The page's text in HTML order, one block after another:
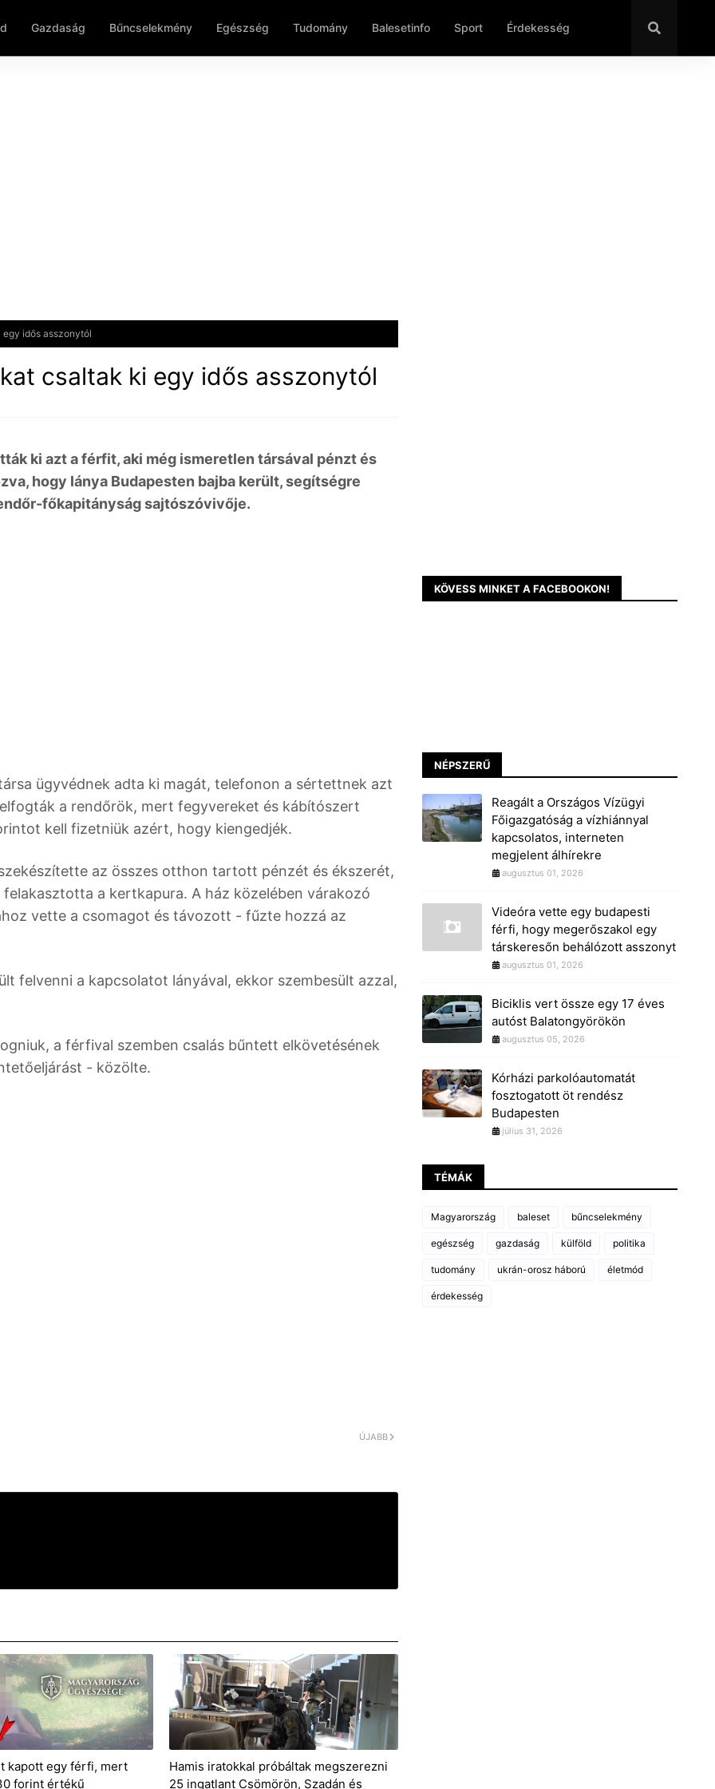
Gazdaság Bűncselekmény Egészség Tudomány Balesetinfo Sport Érdekesség
egy idős asszonytól
csaltak ki egy idős asszonytól
ki azt a férfit, aki még ismeretlen társával pénzt és
hogy lánya Budapesten bajba került, segítségre
főkapitányság sajtószóvivője.
ügyvédnek adta ki magát, telefonon a sértettnek azt
a rendőrök, mert fegyvereket és kábítószert
kell fizetniük azért, hogy kiengedjék.
az összes otthon tartott pénzét és ékszerét,
a kertkapura. A ház közelében várakozó
vette a csomagot és távozott - fűzte hozzá az
felvenni a kapcsolatot lányával, ekkor szembesült azzal,
a férfival szemben csalás bűntett elkövetésének
- közölte.
ÚJABB
kapott egy férfi, mert
forint értékű
Hamis iratokkal próbáltak megszerezni
25 ingatlant Csömörön, Szadán és
KÖVESS MINKET A FACEBOOKON!
NÉPSZERŰ
Reagált a Országos Vízügyi
Főigazgatóság a vízhiánnyal
kapcsolatos, interneten
megjelent álhírekre
augusztus 01, 2026
Videóra vette egy budapesti
férfi, hogy megerőszakol egy
társkeresőn behálózott asszonyt
augusztus 01, 2026
Biciklis vert össze egy 17 éves
autóst Balatongyörökön
augusztus 05, 2026
Kórházi parkolóautomatát
fosztogatott öt rendész
Budapesten
július 31, 2026
TÉMÁK
Magyarország baleset bűncselekmény
egészség gazdaság külföld politika
tudomány ukrán-orosz háború életmód
érdekesség